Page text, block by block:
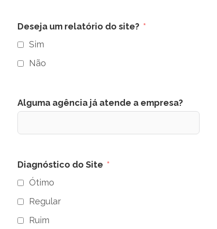
Deseja um relatório do site?
Sim
Não
Alguma agência já atende a empresa?
Diagnóstico do Site
Ótimo
Regular
Ruim